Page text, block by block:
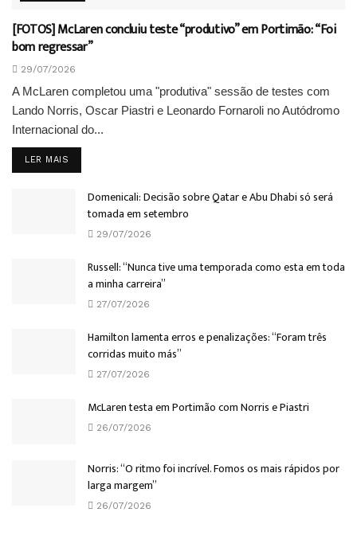
[FOTOS] McLaren concluiu teste “produtivo” em Portimão: “Foi
bom regressar”
29/07/2026
A McLaren completou uma "produtiva" sessão de testes com
Lando Norris, Oscar Piastri e Leonardo Fornaroli no Autódromo
Internacional do...
LER MAIS
Domenicali: Decisão sobre Qatar e Abu Dhabi só será
tomada em setembro
29/07/2026
Russell: “Nunca tive uma temporada como esta em toda
a minha carreira”
27/07/2026
Hamilton lamenta erros e penalizações: “Foram três
corridas muito más”
27/07/2026
McLaren testa em Portimão com Norris e Piastri
26/07/2026
Norris: “O ritmo foi incrível. Fomos os mais rápidos por
larga margem”
26/07/2026